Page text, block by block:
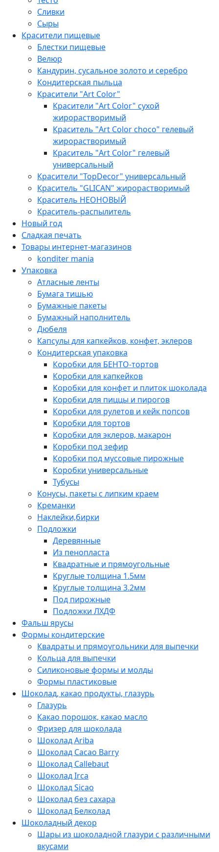
Сливки
Сыры
Красители пищевые
Блестки пищевые
Велюр
Кандурин, сусальное золото и серебро
Кондитерская пыльца
Красители "Art Color​"
Красители "Art Color​" сухой
жирорастворимый
Краситель "Art Color​ choco" гелевый
жирорастворимый
Краситель "Art Color​" гелевый
универсальный
Красители "TopDecor" универсальный
Краситель "GLICAN" жирорастворимый
Краситель НЕОНОВЫЙ
Краситель-распылитель
Новый год
Сладкая печать
Товары интернет-магазинов
konditer mania
Упаковка
Атласные ленты
Бумага тишью
Бумажные пакеты
Бумажный наполнитель
Дюбеля
Капсулы для капкейков, конфет, эклеров
Кондитерская упаковка
Коробки для БЕНТО-тортов
Коробки для капкейков
Коробки для конфет и плиток шоколада
Коробки для пиццы и пирогов
Коробки для рулетов и кейк попсов
Коробки для тортов
Коробки для эклеров, макарон
Коробки под зефир
Коробки под муссовые пирожные
Коробки универсальные
Тубусы
Конусы, пакеты с липким краем
Креманки
Наклейки,бирки
Подложки
Деревянные
Из пенопласта
Квадратные и прямоугольные
Круглые толщина 1.5мм
Круглые толщина 3.2мм
Под пирожные
Подложки ЛХДФ
Фальш ярусы
Формы кондитерские
Квадраты и прямоугольники для выпечки
Кольца для выпечки
Силиконовые формы и молды
Формы пластиковые
Шоколад, какао продукты, глазурь
Глазурь
Какао порошок, какао масло
Фризер для шоколада
Шоколад Ariba
Шоколад Cacao Barry
Шоколад Callebaut
Шоколад Irca
Шоколад Sicao
Шоколад без сахара
Шоколад Белколад
Шоколадный декор
Шары из шоколадной глазури с различными
вкусами